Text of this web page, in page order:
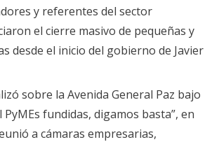
y referentes del sector
el cierre masivo de pequeñas y
desde el inicio del gobierno de Javier
sobre la Avenida General Paz bajo
PyMEs fundidas, digamos basta”, en
a cámaras empresarias,